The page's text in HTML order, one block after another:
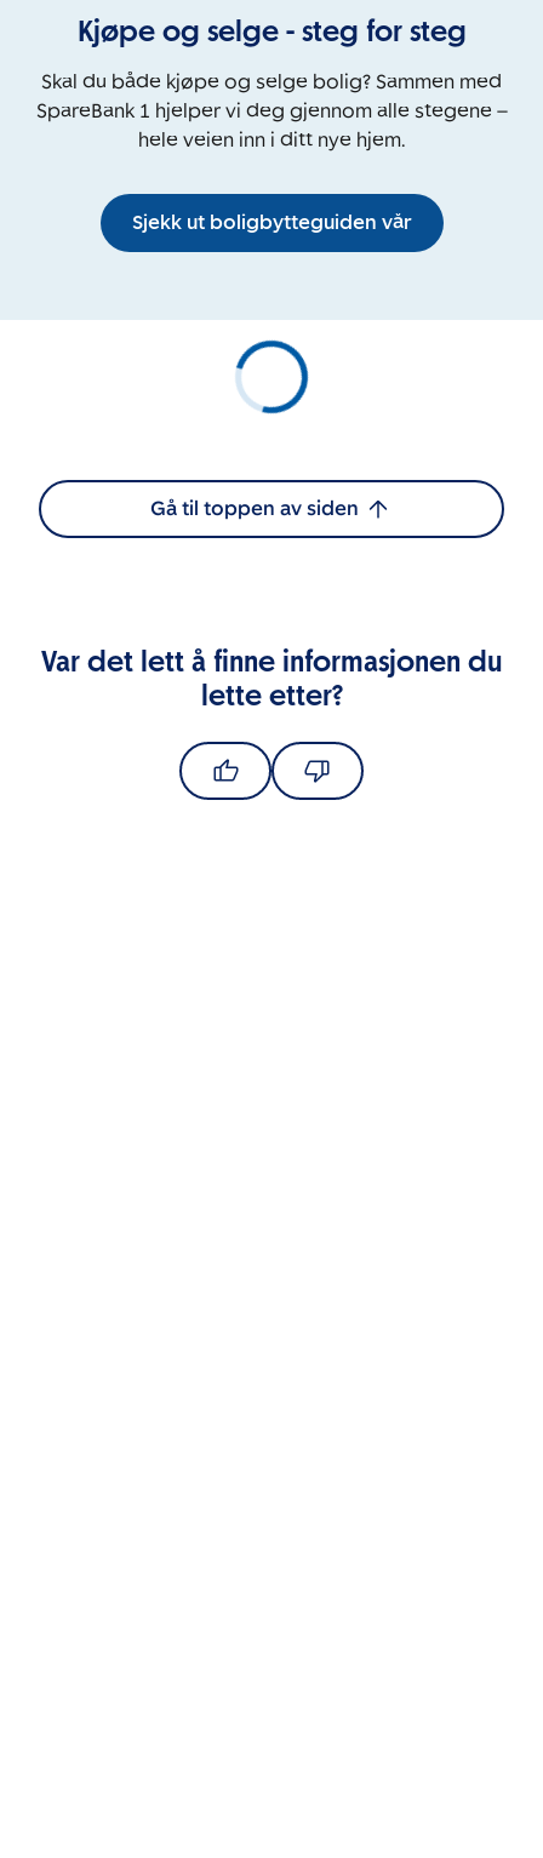
Kjøpe og selge - steg for steg
Skal du både kjøpe og selge bolig? Sammen med
SpareBank 1 hjelper vi deg gjennom alle stegene –
hele veien inn i ditt nye hjem.
Sjekk ut boligbytteguiden vår
Gå til toppen av siden
Var det lett å finne informasjonen du
lette etter?